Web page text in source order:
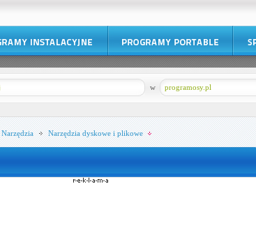
programosy.pl
w
Narzędzia Narzędzia dyskowe i plikowe